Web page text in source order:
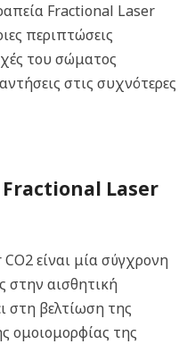
Fractional Laser
περιπτώσεις
του σώματος
στις συχνότερες
Fractional Laser
είναι μία σύγχρονη
στην αισθητική
στη βελτίωση της
ομοιομορφίας της